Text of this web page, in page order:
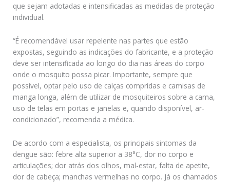
que sejam adotadas e intensificadas as medidas de proteção
individual.
“É recomendável usar repelente nas partes que estão
expostas, seguindo as indicações do fabricante, e a proteção
deve ser intensificada ao longo do dia nas áreas do corpo
onde o mosquito possa picar. Importante, sempre que
possível, optar pelo uso de calças compridas e camisas de
manga longa, além de utilizar de mosquiteiros sobre a cama,
uso de telas em portas e janelas e, quando disponível, ar-
condicionado”, recomenda a médica.
De acordo com a especialista, os principais sintomas da
dengue são: febre alta superior a 38°C, dor no corpo e
articulações; dor atrás dos olhos, mal-estar, falta de apetite,
dor de cabeça; manchas vermelhas no corpo. Já os chamados